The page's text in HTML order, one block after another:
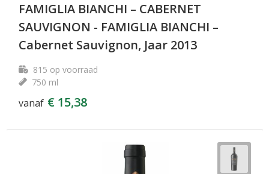
FAMIGLIA BIANCHI – CABERNET
SAUVIGNON - FAMIGLIA BIANCHI –
Cabernet Sauvignon, Jaar 2013
815 op voorraad
750 ml
vanaf € 15,38